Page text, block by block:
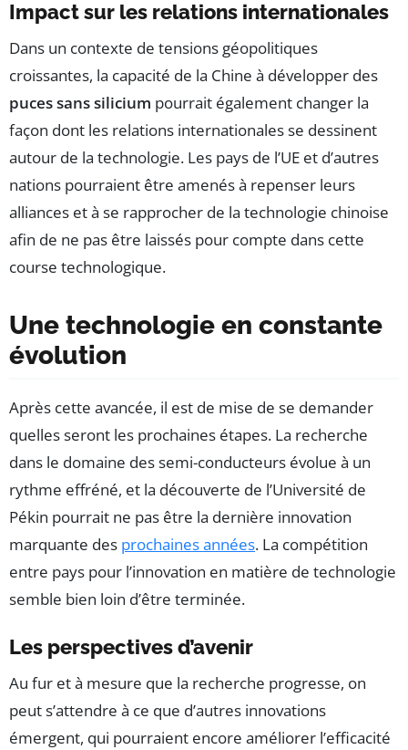
Impact sur les relations internationales
Dans un contexte de tensions géopolitiques
croissantes, la capacité de la Chine à développer des
puces sans silicium pourrait également changer la
façon dont les relations internationales se dessinent
autour de la technologie. Les pays de l’UE et d’autres
nations pourraient être amenés à repenser leurs
alliances et à se rapprocher de la technologie chinoise
afin de ne pas être laissés pour compte dans cette
course technologique.
Une technologie en constante
évolution
Après cette avancée, il est de mise de se demander
quelles seront les prochaines étapes. La recherche
dans le domaine des semi-conducteurs évolue à un
rythme effréné, et la découverte de l’Université de
Pékin pourrait ne pas être la dernière innovation
marquante des prochaines années. La compétition
entre pays pour l’innovation en matière de technologie
semble bien loin d’être terminée.
Les perspectives d’avenir
Au fur et à mesure que la recherche progresse, on
peut s’attendre à ce que d’autres innovations
émergent, qui pourraient encore améliorer l’efficacité